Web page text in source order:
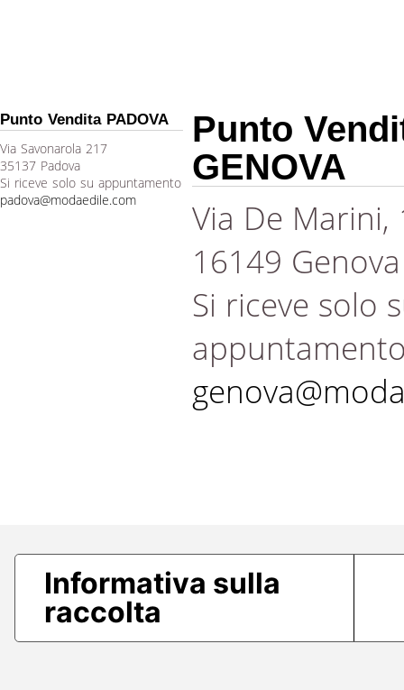
Punto Vendita PADOVA
Via Savonarola 217
35137 Padova
Si riceve solo su appuntamento
padova@modaedile.com
Punto
GENOVA
Via De Marini,
16149 Genova
Si riceve solo
Informativa sulla
raccolta